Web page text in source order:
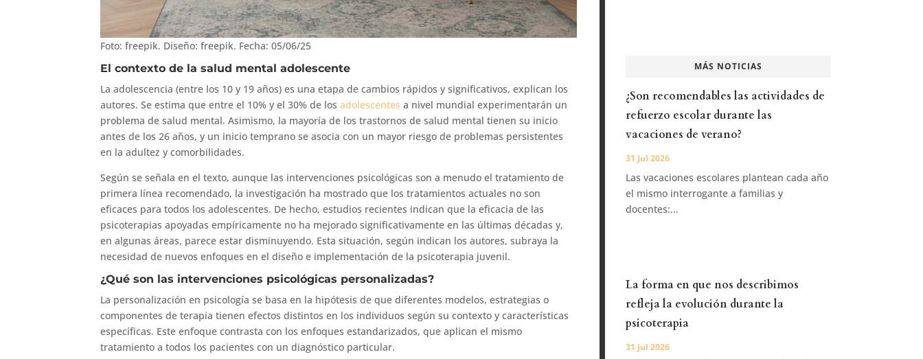
Foto: freepik. Diseño: freepik. Fecha: 05/06/25
El contexto de la salud mental adolescente
La adolescencia (entre los 10 y 19 años) es una etapa de cambios rápidos y significativos, explican los
autores. Se estima que entre el 10% y el 30% de losadolescentes a nivel mundial experimentarán un
problema de salud mental. Asimismo, la mayoría de los trastornos de salud mental tienen su inicio
antes de los 26 años, y un inicio temprano se asocia con un mayor riesgo de problemas persistentes
en la adultez y comorbilidades.
Según se señala en el texto, aunque las intervenciones psicológicas son a menudo el tratamiento de
primera línea recomendado, la investigación ha mostrado que los tratamientos actuales no son
eficaces para todos los adolescentes. De hecho, estudios recientes indican que la eficacia de las
psicoterapias apoyadas empíricamente no ha mejorado significativamente en las últimas décadas y,
en algunas áreas, parece estar disminuyendo. Esta situación, según indican los autores, subraya la
necesidad de nuevos enfoques en el diseño e implementación de la psicoterapia juvenil.
¿Qué son las intervenciones psicológicas personalizadas?
La personalización en psicología se basa en la hipótesis de que diferentes modelos, estrategias o
componentes de terapia tienen efectos distintos en los individuos según su contexto y características
específicas. Este enfoque contrasta con los enfoques estandarizados, que aplican el mismo
tratamiento a todos los pacientes con un diagnóstico particular.
MÁS NOTICIAS
¿Son recomendables las actividades de
refuerzo escolar durante las
vacaciones de verano?
31 Jul 2026
Las vacaciones escolares plantean cada año
el mismo interrogante a familias y
docentes:...
La forma en que nos describimos
refleja la evolución durante la
psicoterapia
31 Jul 2026